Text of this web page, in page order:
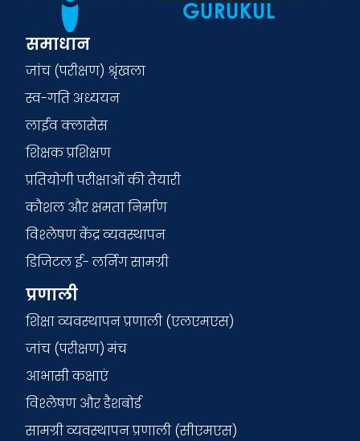
समाधान
जांच (परीक्षण) श्रृंखला
स्व-गति अध्ययन
लाईव क्लासेस
शिक्षक प्रशिक्षण
प्रतियोगी परीक्षाओं की तैयारी
कौशल और क्षमता निर्माण
विश्लेषण केंद्र व्यवस्थापन
डिजिटल ई- लर्निंग सामग्री
प्रणाली
शिक्षा व्यवस्थापन प्रणाली (एलएमएस)
जांच (परीक्षण) मंच
आभासी कक्षाएं
विश्लेषण और डैशबोर्ड
सामग्री व्यवस्थापन प्रणाली (सीएमएस)